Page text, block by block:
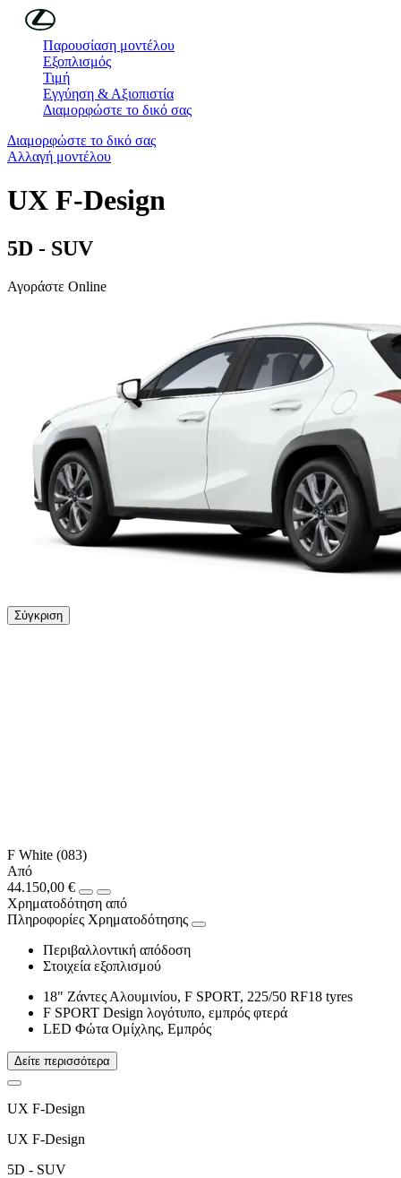
Συνέχεια στο κύριο περιεχόμενο
Παρουσίαση μοντέλου
Εξοπλισμός
Τιμή
Εγγύηση & Αξιοπιστία
Διαμορφώστε το δικό σας
Διαμορφώστε το δικό σας
Αλλαγή μοντέλου
UX F-Design
5D - SUV
Αγοράστε Online
Σύγκριση
F White (083)
Από
44.150,00 €
Χρηματοδότηση από
Πληροφορίες Χρηματοδότησης
Περιβαλλοντική απόδοση
Στοιχεία εξοπλισμού
18" Ζάντες Αλουμινίου, F SPORT, 225/50 RF18 tyres
F SPORT Design λογότυπο, εμπρός φτερά
LED Φώτα Ομίχλης, Εμπρός
Δείτε περισσότερα
UX F-Design
UX F-Design
5D - SUV